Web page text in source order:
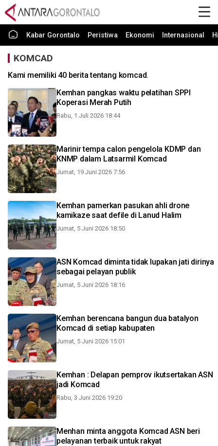
Kabar Gorontalo Peristiwa Ekonomi Internasional
KOMCAD
Kami memiliki 40 berita tentang komcad.
Kemhan pangkas waktu pelatihan SPPI
Koperasi Merah Putih
Rabu, 1 Juli 2026 18:44
Marinir tempa calon pengelola KDMP dan
KNMP dalam Latsarmil Komcad
Jumat, 19 Juni 2026 7:56
Kemhan pamerkan pasukan ahli drone
kamikaze saat defile di Lanud Halim
Jumat, 5 Juni 2026 18:50
ASN Komcad diminta tidak lupakan jati dirinya
sebagai pelayan publik
Jumat, 5 Juni 2026 18:16
Kemhan berencana bangun dua batalyon
Komcad di setiap kabupaten
Jumat, 5 Juni 2026 15:01
Kemhan : Delapan pemprov ikutsertakan ASN
jadi Komcad
Rabu, 3 Juni 2026 19:20
Menhan minta anggota Komcad ASN beri
pelayanan terbaik untuk rakyat